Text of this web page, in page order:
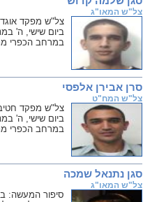
צל"ש המאו"ג
צל"ש מפקד
במרחב הכפרי
סרן אבירן אלפסי
צל"ש המח"ט
צל"ש מפקד
במרחב הכפרי
סגן נתנאל שמכה
צל"ש המאו"ג